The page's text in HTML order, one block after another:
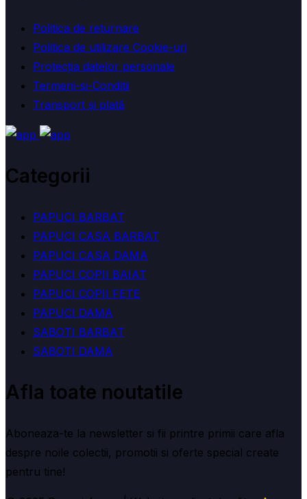
Politica de returnare
Politica de utilizare Cookie-uri
Protecția datelor personale
Termeni-si-Conditii
Transport și plată
Categorii
PAPUCI BARBAT
PAPUCI CASA BARBAT
PAPUCI CASA DAMA
PAPUCI COPII BAIAT
PAPUCI COPII FETE
PAPUCI DAMA
SABOTI BARBAT
SABOTI DAMA
Afla toate noutatile
Aboneaza-te la newsletter si fii printre primii care afla
despre noile colectii, promotii si oferte special create
pentru tine!